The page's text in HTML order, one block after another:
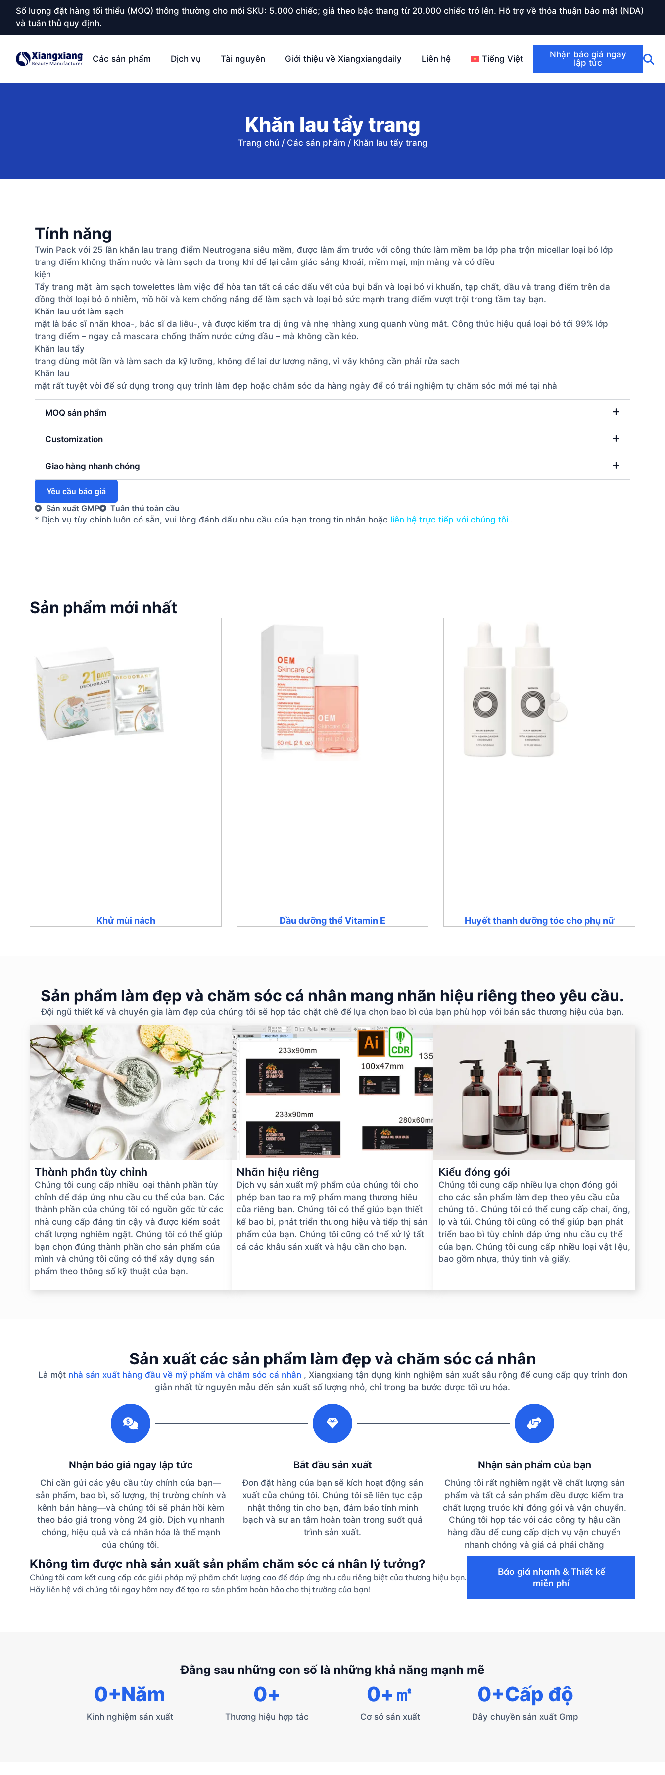
Số lượng đặt hàng tối thiểu (MOQ) thông thường cho mỗi SKU: 5.000 chiếc; giá theo bậc thang từ 20.000 chiếc trở lên. Hỗ trợ về thỏa thuận bảo mật (NDA)
và tuân thủ quy định.
Các sản phẩm Dịch vụ Tài nguyên Giới thiệu về Xiangxiangdaily Liên hệ Tiếng Việt
Nhận báo giá ngay
lập tức
Khăn lau tẩy trang
Trang chủ / Các sản phẩm / Khăn lau tẩy trang
Tính năng
Twin Pack với 25 lần khăn lau trang điểm Neutrogena siêu mềm, được làm ẩm trước với công thức làm mềm ba lớp pha trộn micellar loại bỏ lớp
trang điểm không thấm nước và làm sạch da trong khi để lại cảm giác sảng khoái, mềm mại, mịn màng và có điều
kiện
Tẩy trang mặt làm sạch towelettes làm việc để hòa tan tất cả các dấu vết của bụi bẩn và loại bỏ vi khuẩn, tạp chất, dầu và trang điểm trên da
đồng thời loại bỏ ô nhiễm, mồ hôi và kem chống nắng để làm sạch và loại bỏ sức mạnh trang điểm vượt trội trong tầm tay bạn.
Khăn lau ướt làm sạch
mặt là bác sĩ nhãn khoa-, bác sĩ da liễu-, và được kiểm tra dị ứng và nhẹ nhàng xung quanh vùng mắt. Công thức hiệu quả loại bỏ tới 99% lớp
trang điểm – ngay cả mascara chống thấm nước cứng đầu – mà không cần kéo.
Khăn lau tẩy
trang dùng một lần và làm sạch da kỹ lưỡng, không để lại dư lượng nặng, vì vậy không cần phải rửa sạch
Khăn lau
mặt rất tuyệt vời để sử dụng trong quy trình làm đẹp hoặc chăm sóc da hàng ngày để có trải nghiệm tự chăm sóc mới mẻ tại nhà
MOQ sản phẩm
Customization
Giao hàng nhanh chóng
Yêu cầu báo giá
Sản xuất GMP
Tuân thủ toàn cầu
* Dịch vụ tùy chỉnh luôn có sẵn, vui lòng đánh dấu nhu cầu của bạn trong tin nhắn hoặc liên hệ trực tiếp với chúng tôi .
Sản phẩm mới nhất
Khử mùi nách Dầu dưỡng thể Vitamin E Huyết thanh dưỡng tóc cho phụ nữ
Sản phẩm làm đẹp và chăm sóc cá nhân mang nhãn hiệu riêng theo yêu cầu.
Đội ngũ thiết kế và chuyên gia làm đẹp của chúng tôi sẽ hợp tác chặt chẽ để lựa chọn bao bì của bạn phù hợp với bản sắc thương hiệu của bạn.
Thành phần tùy chỉnh
Chúng tôi cung cấp nhiều loại thành phần tùy
chỉnh để đáp ứng nhu cầu cụ thể của bạn. Các
thành phần của chúng tôi có nguồn gốc từ các
nhà cung cấp đáng tin cậy và được kiểm soát
chất lượng nghiêm ngặt. Chúng tôi có thể giúp
bạn chọn đúng thành phần cho sản phẩm của
mình và chúng tôi cũng có thể xây dựng sản
phẩm theo thông số kỹ thuật của bạn.
Nhãn hiệu riêng
Dịch vụ sản xuất mỹ phẩm của chúng tôi cho
phép bạn tạo ra mỹ phẩm mang thương hiệu
của riêng bạn. Chúng tôi có thể giúp bạn thiết
kế bao bì, phát triển thương hiệu và tiếp thị sản
phẩm của bạn. Chúng tôi cũng có thể xử lý tất
cả các khâu sản xuất và hậu cần cho bạn.
Kiểu đóng gói
Chúng tôi cung cấp nhiều lựa chọn đóng gói
cho các sản phẩm làm đẹp theo yêu cầu của
chúng tôi. Chúng tôi có thể cung cấp chai, ống,
lọ và túi. Chúng tôi cũng có thể giúp bạn phát
triển bao bì tùy chỉnh đáp ứng nhu cầu cụ thể
của bạn. Chúng tôi cung cấp nhiều loại vật liệu,
bao gồm nhựa, thủy tinh và giấy.
Sản xuất các sản phẩm làm đẹp và chăm sóc cá nhân
Là một nhà sản xuất hàng đầu về mỹ phẩm và chăm sóc cá nhân , Xiangxiang tận dụng kinh nghiệm sản xuất sâu rộng để cung cấp quy trình đơn
giản nhất từ ​​nguyên mẫu đến sản xuất số lượng nhỏ, chỉ trong ba bước được tối ưu hóa.
Nhận báo giá ngay lập tức
Chỉ cần gửi các yêu cầu tùy chỉnh của bạn—
sản phẩm, bao bì, số lượng, thị trường chính và
kênh bán hàng—và chúng tôi sẽ phản hồi kèm
theo báo giá trong vòng 24 giờ. Dịch vụ nhanh
chóng, hiệu quả và cá nhân hóa là thế mạnh
của chúng tôi.
Bắt đầu sản xuất
Đơn đặt hàng của bạn sẽ kích hoạt động sản
xuất của chúng tôi. Chúng tôi sẽ liên tục cập
nhật thông tin cho bạn, đảm bảo tính minh
bạch và sự an tâm hoàn toàn trong suốt quá
trình sản xuất.
Nhận sản phẩm của bạn
Chúng tôi rất nghiêm ngặt về chất lượng sản
phẩm và tất cả sản phẩm đều được kiểm tra
chất lượng trước khi đóng gói và vận chuyển.
Chúng tôi hợp tác với các công ty hậu cần
hàng đầu để cung cấp dịch vụ vận chuyển
nhanh chóng và giá cả phải chăng
Không tìm được nhà sản xuất sản phẩm chăm sóc cá nhân lý tưởng?
Chúng tôi cam kết cung cấp các giải pháp mỹ phẩm chất lượng cao để đáp ứng nhu cầu riêng biệt của thương hiệu bạn.
Hãy liên hệ với chúng tôi ngay hôm nay để tạo ra sản phẩm hoàn hảo cho thị trường của bạn!
Báo giá nhanh & Thiết kế
miễn phí
Đằng sau những con số là những khả năng mạnh mẽ
Kinh nghiệm sản xuất
0+Năm
Thương hiệu hợp tác
0+
Cơ sở sản xuất
0+㎡
Dây chuyền sản xuất Gmp
0+Cấp độ